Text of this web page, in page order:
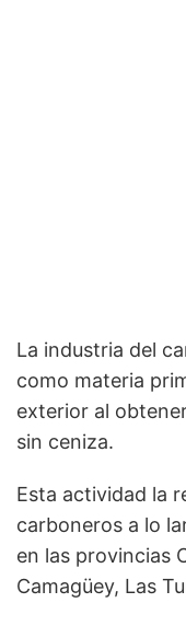
La industria del
como materia
exterior al
sin ceniza.
Esta actividad la
carboneros a lo
en las provincias
Camagüey, Las